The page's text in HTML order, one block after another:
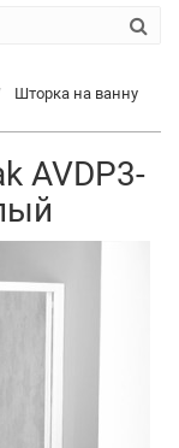
Шторка на ванну
AVDP3-